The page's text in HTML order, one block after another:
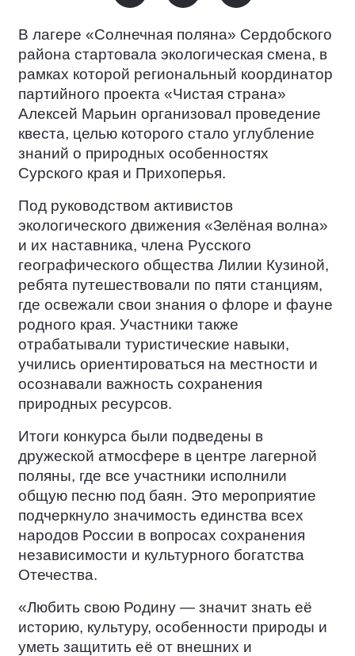
В лагере «Солнечная поляна» Сердобского
района стартовала экологическая смена, в
рамках которой региональный координатор
партийного проекта «Чистая страна»
Алексей Марьин организовал проведение
квеста, целью которого стало углубление
знаний о природных особенностях
Сурского края и Прихоперья.
Под руководством активистов
экологического движения «Зелёная волна»
и их наставника, члена Русского
географического общества Лилии Кузиной,
ребята путешествовали по пяти станциям,
где освежали свои знания о флоре и фауне
родного края. Участники также
отрабатывали туристические навыки,
учились ориентироваться на местности и
осознавали важность сохранения
природных ресурсов.
Итоги конкурса были подведены в
дружеской атмосфере в центре лагерной
поляны, где все участники исполнили
общую песню под баян. Это мероприятие
подчеркнуло значимость единства всех
народов России в вопросах сохранения
независимости и культурного богатства
Отечества.
«Любить свою Родину — значит знать её
историю, культуру, особенности природы и
уметь защитить её от внешних и